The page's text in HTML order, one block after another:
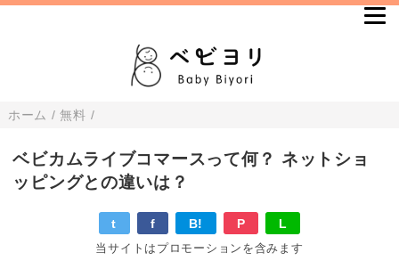
ホーム /無料 /
ベビカムライブコマースって何？ ネットショ
ッピングとの違いは？
t f B! P L
当サイトはプロモーションを含みます